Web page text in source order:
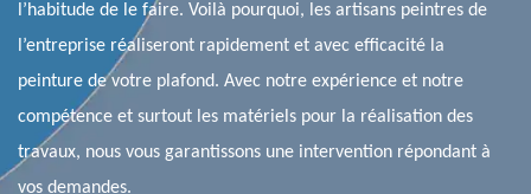
l’habitude de le faire. Voilà pourquoi, les artisans peintres de
l’entreprise réaliseront rapidement et avec efficacité la
peinture de votre plafond. Avec notre expérience et notre
compétence et surtout les matériels pour la réalisation des
travaux, nous vous garantissons une intervention répondant à
vos demandes.